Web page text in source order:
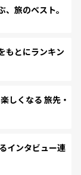
旅のベスト。
もとにランキン
しくなる 旅先・
インタビュー連